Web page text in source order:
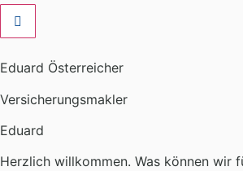
Eduard Österreicher
Versicherungsmakler
Eduard
Herzlich willkommen. Was können wir